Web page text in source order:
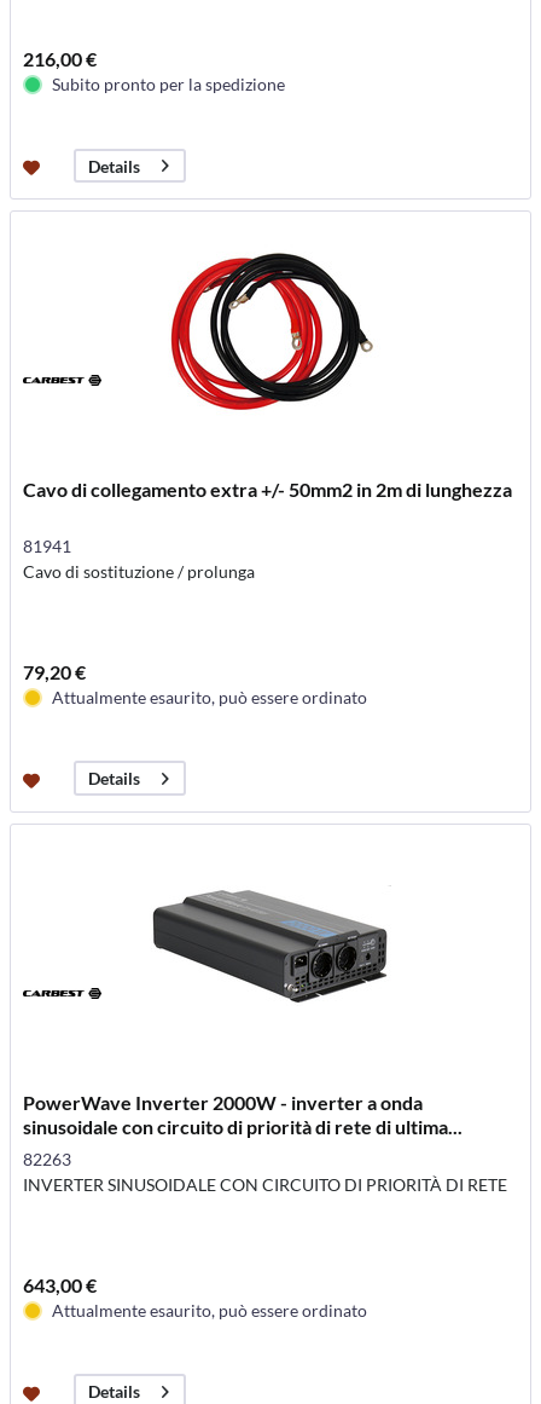
216,00 €
Subito pronto per la spedizione
Details
Cavo di collegamento extra +/- 50mm2 in 2m di lunghezza
81941
Cavo di sostituzione / prolunga
79,20 €
Attualmente esaurito, può essere ordinato
Details
PowerWave Inverter 2000W - inverter a onda
sinusoidale con circuito di priorità di rete di ultima...
82263
INVERTER SINUSOIDALE CON CIRCUITO DI PRIORITÀ DI RETE
643,00 €
Attualmente esaurito, può essere ordinato
Details